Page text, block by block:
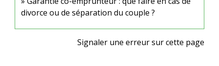
divorce ou de séparation du couple ?
Signaler une erreur sur cette page